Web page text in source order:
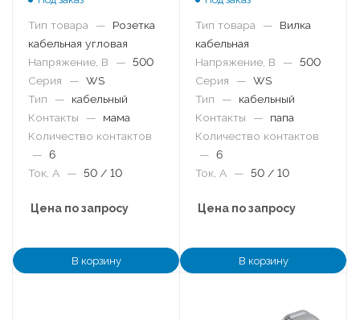
Тип товара —
Розетка
кабельная угловая
Напряжение, В
— 500
Серия
— WS
Тип
—
кабельный
Контакты
—
мама
Количество контактов
— 6
Ток, А
— 50 / 10
Цена по запросу
В корзину
Тип товара —
Вилка
кабельная
Напряжение, В
— 500
Серия
— WS
Тип
—
кабельный
Контакты
—
папа
Количество контактов
— 6
Ток, А
— 50 / 10
Цена по запросу
В корзину